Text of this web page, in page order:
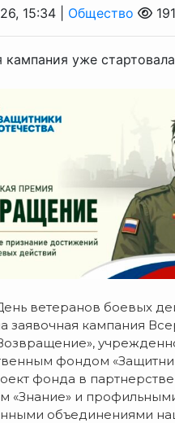
15:34 | Общество 191
кампания уже
ветеранов боевых
заявочная кампания
фондом
фонда в
«Знание» и
объединениями